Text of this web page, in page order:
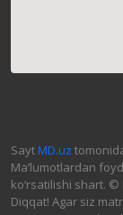
SaytMD.uz
Ma’lumotlardan
ko‘rsatilishi shart.
Diqqat! Agar siz